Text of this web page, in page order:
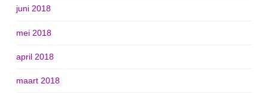
juni 2018
mei 2018
april 2018
maart 2018